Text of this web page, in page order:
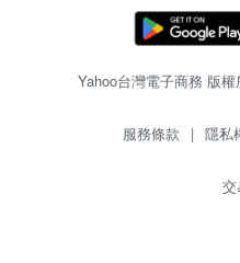
Yahoo台灣電子商務 版
服務條款 | 隱私
交